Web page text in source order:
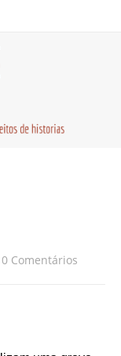
0 Comentários